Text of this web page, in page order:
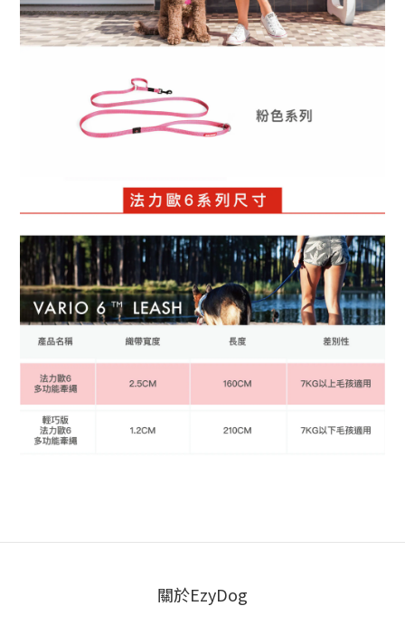
關於EzyDog